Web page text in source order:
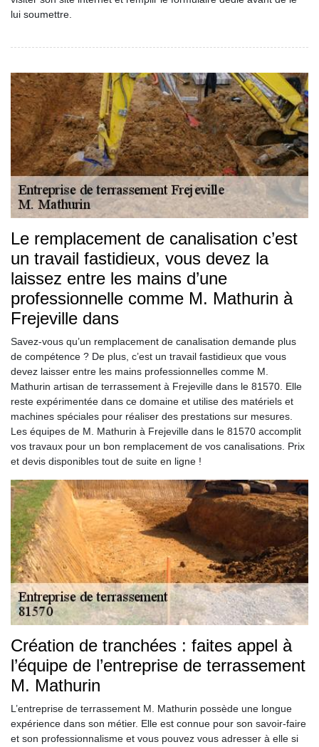
lui soumettre.
Le remplacement de canalisation c’est
un travail fastidieux, vous devez la
laissez entre les mains d’une
professionnelle comme M. Mathurin à
Frejeville dans
Savez-vous qu’un remplacement de canalisation demande plus
de compétence ? De plus, c’est un travail fastidieux que vous
devez laisser entre les mains professionnelles comme M.
Mathurin artisan de terrassement à Frejeville dans le 81570. Elle
reste expérimentée dans ce domaine et utilise des matériels et
machines spéciales pour réaliser des prestations sur mesures.
Les équipes de M. Mathurin à Frejeville dans le 81570 accomplit
vos travaux pour un bon remplacement de vos canalisations. Prix
et devis disponibles tout de suite en ligne !
Création de tranchées : faites appel à
l’équipe de l’entreprise de terrassement
M. Mathurin
L’entreprise de terrassement M. Mathurin possède une longue
expérience dans son métier. Elle est connue pour son savoir-faire
et son professionnalisme et vous pouvez vous adresser à elle si